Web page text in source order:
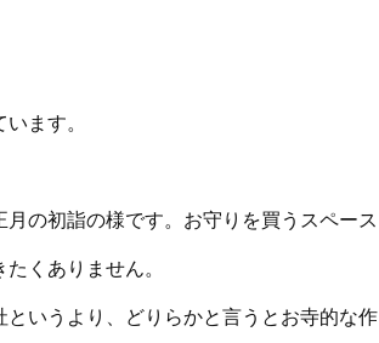
ます。
の初詣の様です。お守りを買うスペース
くありません。
いうより、どりらかと言うとお寺的な作